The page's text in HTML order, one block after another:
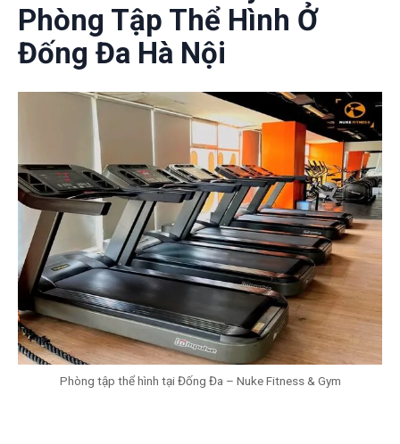
Phòng Tập Thể Hình Ở
Đống Đa Hà Nội
Phòng tập thể hình tại Đống Đa – Nuke Fitness & Gym